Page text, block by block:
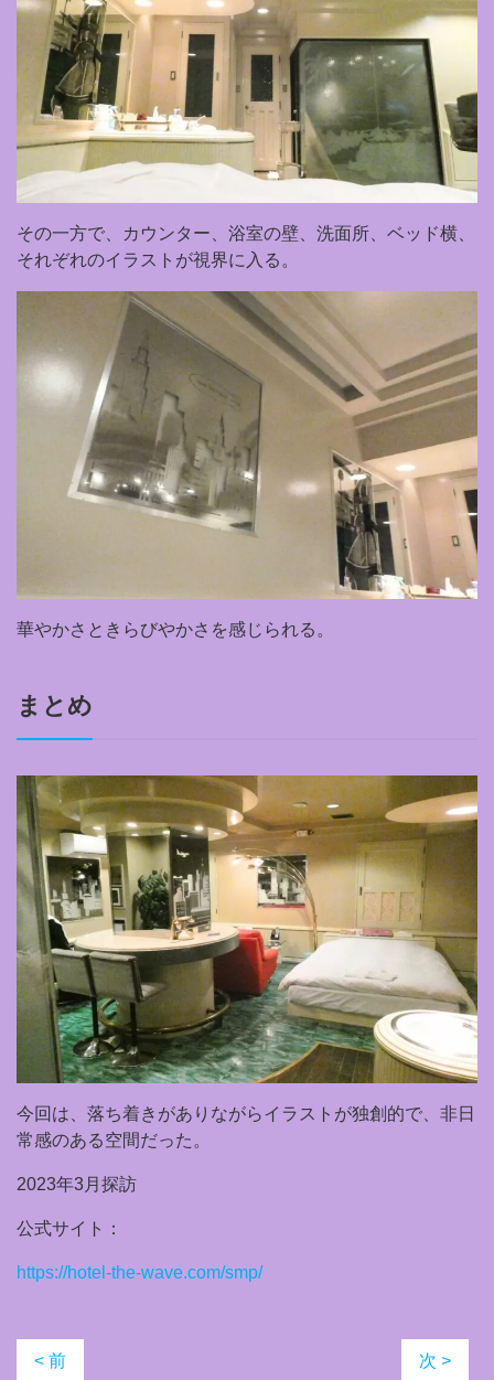
その一方で、カウンター、浴室の壁、洗面所、ベッド横、
それぞれのイラストが視界に入る。
華やかさときらびやかさを感じられる。
まとめ
今回は、落ち着きがありながらイラストが独創的で、非日
常感のある空間だった。
2023年3月探訪
公式サイト：
https://hotel-the-wave.com/smp/
< 前 次 >